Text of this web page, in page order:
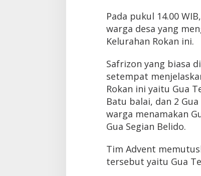
Pada pukul 14.00
warga desa yang
Kelurahan Rokan ini.
Safrizon yang biasa
setempat
Rokan ini yaitu Gua
Batu balai, dan 2
warga menamakan
Gua Segian Belido.
Tim Advent
tersebut yaitu Gua